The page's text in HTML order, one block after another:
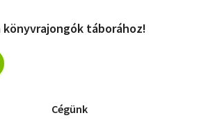
könyvrajongók táborához!
Cégünk